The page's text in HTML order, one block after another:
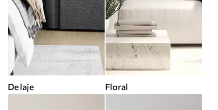
De laje Floral